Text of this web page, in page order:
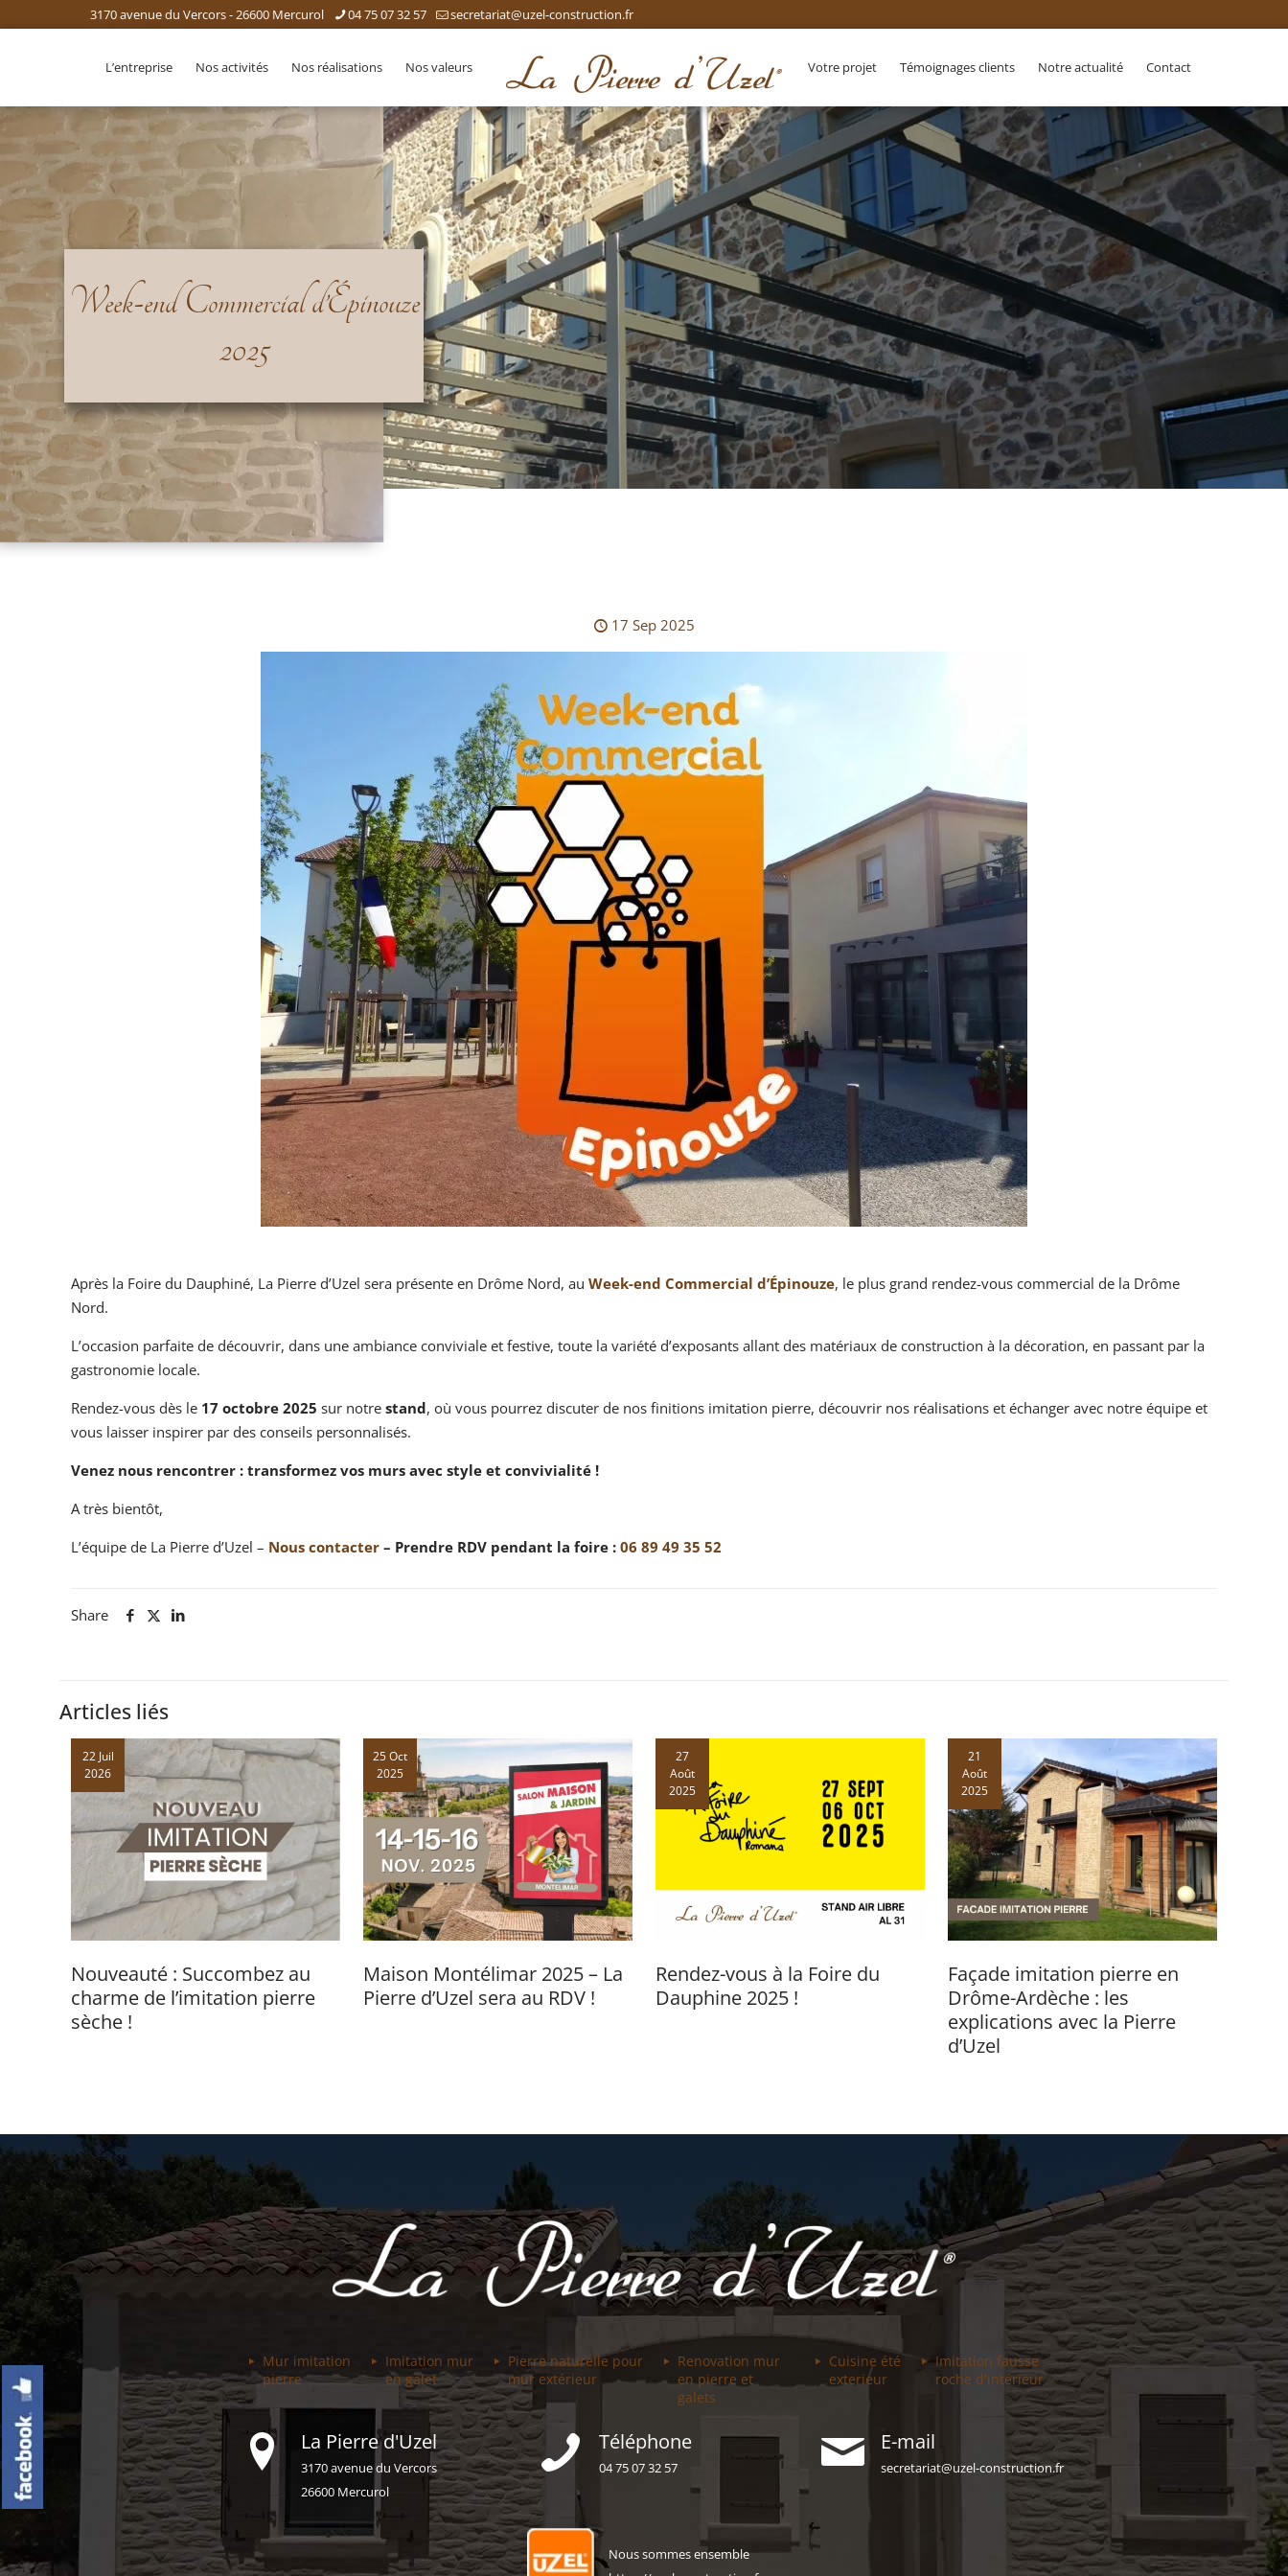
3170 avenue du Vercors - 26600 Mercurol 04 75 07 32 57 secretariat@uzel-construction.fr
L’entreprise Nos activités Nos réalisations Nos valeurs Votre projet Témoignages clients Notre actualité Contact
Week-end Commercial d’Épinouze
2025
17 Sep 2025
Après la Foire du Dauphiné, La Pierre d’Uzel sera présente en Drôme Nord, auWeek-end Commercial d’Épinouze, le plus grand rendez-vous commercial de la Drôme
Nord.
L’occasion parfaite de découvrir, dans une ambiance conviviale et festive, toute la variété d’exposants allant des matériaux de construction à la décoration, en passant par la
gastronomie locale.
Rendez-vous dès le 17 octobre 2025 sur notrestand, où vous pourrez discuter de nos finitions imitation pierre, découvrir nos réalisations et échanger avec notre équipe et
vous laisser inspirer par des conseils personnalisés.
Venez nous rencontrer : transformez vos murs avec style et convivialité !
A très bientôt,
L’équipe de La Pierre d’Uzel – Nous contacter – Prendre RDV pendant la foire :06 89 49 35 52
Share
Articles liés
22 Juil
2026
Nouveauté : Succombez au
charme de l’imitation pierre
sèche !
25 Oct
2025
Maison Montélimar 2025 – La
Pierre d’Uzel sera au RDV !
27
Août
2025
Rendez-vous à la Foire du
Dauphine 2025 !
21
Août
2025
Façade imitation pierre en
Drôme-Ardèche : les
explications avec la Pierre
d’Uzel
Mur imitation
pierre
Imitation mur
en galet
Pierre naturelle pour
mur extérieur
Renovation mur
en pierre et
galets
Cuisine été
exterieur
Imitation fausse
roche d'intérieur
La Pierre d'Uzel
3170 avenue du Vercors
26600 Mercurol
Téléphone
04 75 07 32 57
E-mail
secretariat@uzel-construction.fr
Nous sommes ensemble